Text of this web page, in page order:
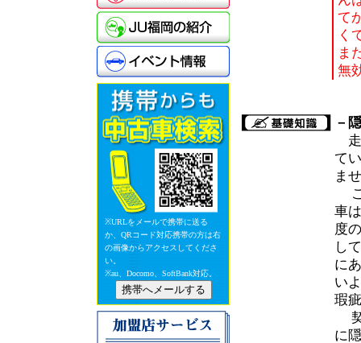
※URLをメールで携帯に送る
か、QRコード対応携帯の方は右
の画像からアクセスしてくださ
い。
※au、Docomo、SoftBank対応。
て
く
ま
無
－
走
て
ま
こ
車
度
し
に
い
瑕
契
に